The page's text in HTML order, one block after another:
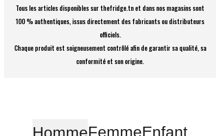
Tous les articles disponibles sur thefridge.tn et dans nos magasins sont
100 % authentiques, issus directement des fabricants ou distributeurs
officiels.
Chaque produit est soigneusement contrôlé afin de garantir sa qualité, sa
conformité et son origine.
HommeFemmeEnfant